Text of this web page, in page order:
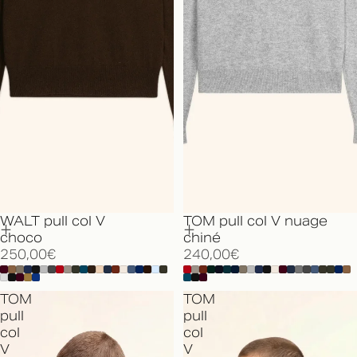
WALT pull col V
choco
250,00€
TOM pull col V nuage
chiné
240,00€
TOM
pull
col
V
TOM
pull
col
V